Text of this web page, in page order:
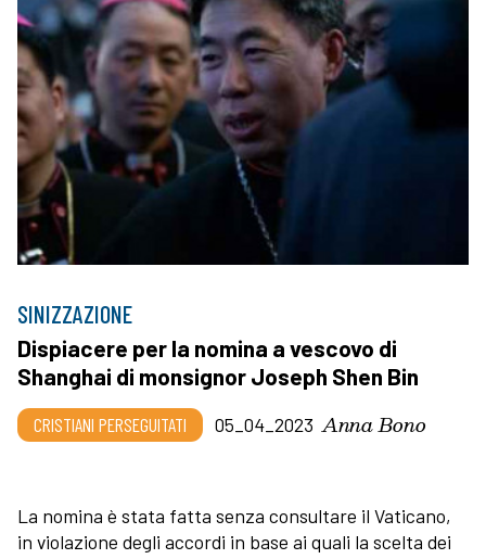
SINIZZAZIONE
Dispiacere per la nomina a vescovo di
Shanghai di monsignor Joseph Shen Bin
CRISTIANI PERSEGUITATI 05_04_2023 Anna Bono
La nomina è stata fatta senza consultare il Vaticano,
in violazione degli accordi in base ai quali la scelta dei